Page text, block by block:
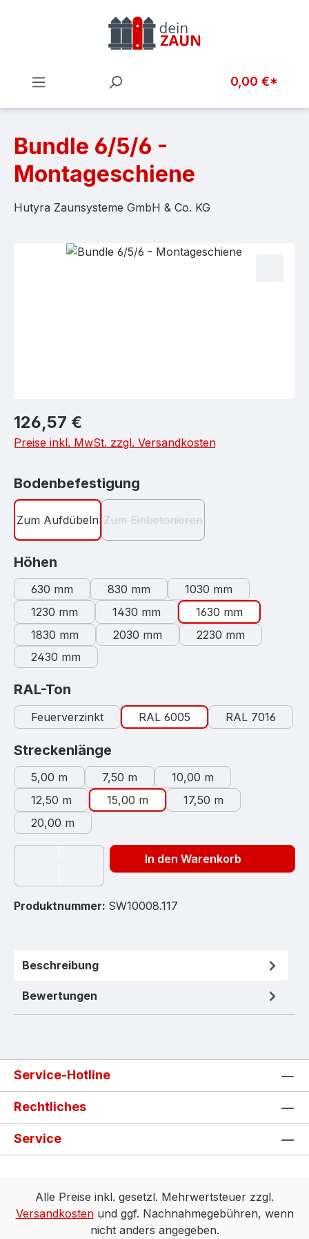
Zum Hauptinhalt springen
0,00 €*
Bundle 6/5/6 -
Montageschiene
Hutyra Zaunsysteme GmbH & Co. KG
Bildergalerie überspringen
Regulärer Preis:
126,57 €
Preise inkl. MwSt. zzgl. Versandkosten
Bodenbefestigung
Zum Aufdübeln Zum Einbetonieren
(Diese Option ist zurzeit nicht
Höhen
630 mm 830 mm
1030 mm
1230 mm
1430 mm
1630 mm
1830 mm
2030 mm
2230 mm
2430 mm
RAL-Ton
Feuerverzinkt RAL 6005 RAL 7016
Streckenlänge
5,00 m 7,50 m
10,00 m
12,50 m
15,00 m
17,50 m
20,00 m
In den Warenkorb
Produktnummer: SW10008.117
Beschreibung
Bewertungen
Service-Hotline
Rechtliches
Service
Alle Preise inkl. gesetzl. Mehrwertsteuer zzgl.
Versandkostenund ggf. Nachnahmegebühren, wenn
nicht anders angegeben.